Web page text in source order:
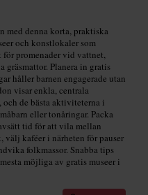
denna korta, praktiska
och konstlokaler som
för promenader vid vattnet,
Planera in gratis
håller barnen engagerade utan
visar enkla, centrala
och de bästa aktiviteterna i
eller tonåringar. Packa
tid för att vila mellan
kaféer i närheten för pauser
folkmassor. Snabba tips
möjliga av gratis museer i